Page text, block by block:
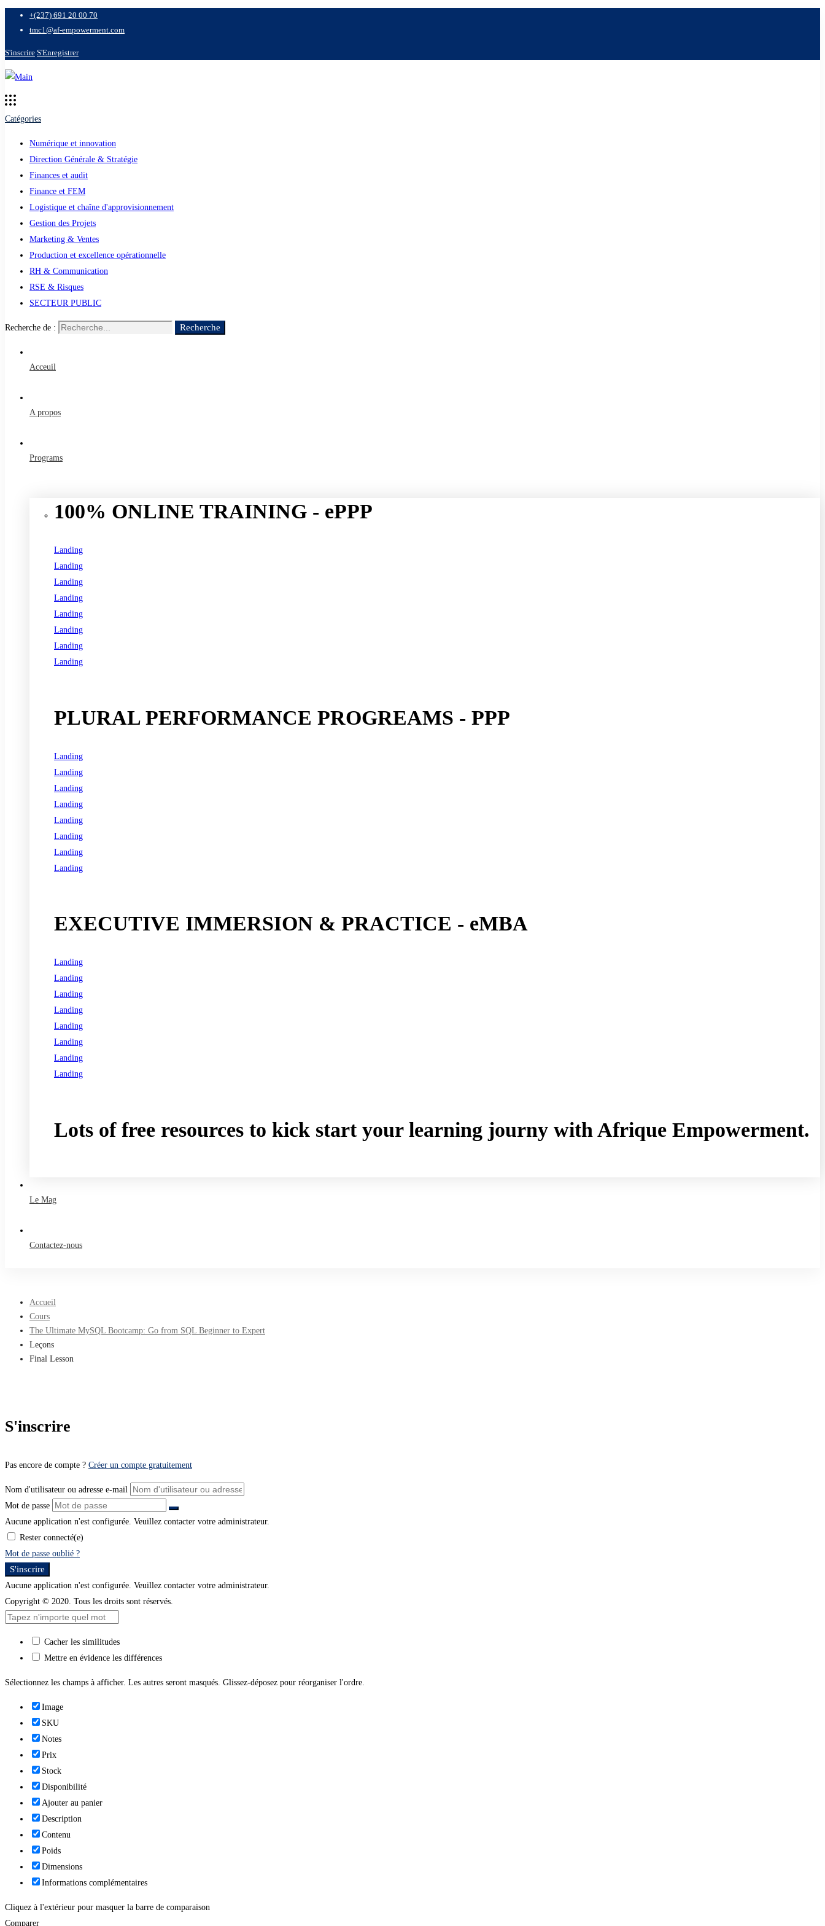
+(237) 691 20 00 70
tmc1@af-empowerment.com
S'inscrire S'Enregistrer
Catégories
Numérique et innovation
Direction Générale & Stratégie
Finances et audit
Finance et FEM
Logistique et chaîne d'approvisionnement
Gestion des Projets
Marketing & Ventes
Production et excellence opérationnelle
RH & Communication
RSE & Risques
SECTEUR PUBLIC
Recherche de : Recherche
Acceuil
A propos
Programs
100% ONLINE TRAINING - ePPP
Landing
Landing
Landing
Landing
Landing
Landing
Landing
Landing
PLURAL PERFORMANCE PROGREAMS - PPP
Landing
Landing
Landing
Landing
Landing
Landing
Landing
Landing
EXECUTIVE IMMERSION & PRACTICE - eMBA
Landing
Landing
Landing
Landing
Landing
Landing
Landing
Landing
Lots of free resources to kick start your learning journy with Afrique Empowerment.
Le Mag
Contactez-nous
Accueil
Cours
The Ultimate MySQL Bootcamp: Go from SQL Beginner to Expert
Leçons
Final Lesson
S'inscrire
Pas encore de compte ? Créer un compte gratuitement
Nom d'utilisateur ou adresse e-mail
Mot de passe
Aucune application n'est configurée. Veuillez contacter votre administrateur.
Rester connecté(e)
Mot de passe oublié ?
S'inscrire
Aucune application n'est configurée. Veuillez contacter votre administrateur.
Copyright © 2020. Tous les droits sont réservés.
Cacher les similitudes
Mettre en évidence les différences
Sélectionnez les champs à afficher. Les autres seront masqués. Glissez-déposez pour réorganiser l'ordre.
Image
SKU
Notes
Prix
Stock
Disponibilité
Ajouter au panier
Description
Contenu
Poids
Dimensions
Informations complémentaires
Cliquez à l'extérieur pour masquer la barre de comparaison
Comparer